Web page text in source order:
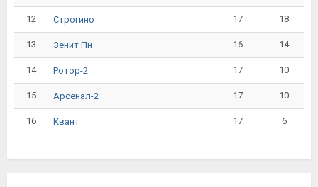
12 Строгино 17 18
13 Зенит Пн 16 14
14 Ротор-2 17 10
15 Арсенал-2 17 10
16 Квант 17 6